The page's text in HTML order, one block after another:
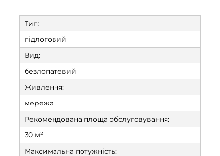
Тип:
підлоговий
Вид:
безлопатевий
Живлення:
мережа
Рекомендована площа обслуговування:
30 м²
Максимальна потужність: